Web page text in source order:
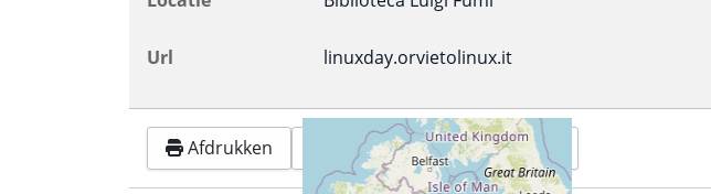
Url linuxday.orvietolinux.it
Afdrukken Google .ics (Outlook)